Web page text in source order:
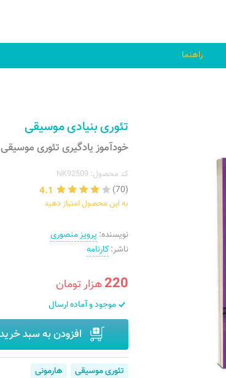
راهنما
تئوری بنیادی موسیقی
خودآموز یادگیری تئوری موسیقی
کد محصول: NK92509
(70)
4.1
به این محصول امتیاز دهید
نویسنده: پرویز منصوری
ناشر:کارنامه
220هزار تومان
موجود و آماده ارسال
افزودن به سبد
تئوری موسیقی هارمونی